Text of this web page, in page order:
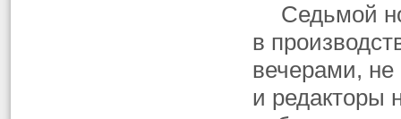
Седьмой
в
вечерами, не
и редакторы